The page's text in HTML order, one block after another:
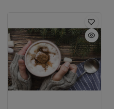
aduce un zambet,
va va incalzi intr-o zi
racoroasa si va va da o
stare de bine.